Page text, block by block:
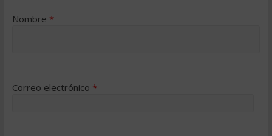
Nombre *
Correo electrónico *